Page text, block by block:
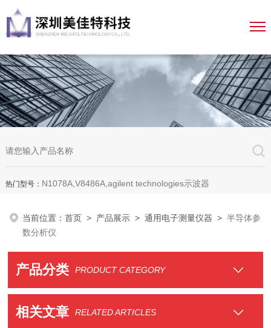
热门型号： N1078A,V8486A,agilent technologies示波器
当前位置：首页 > 产品展示 >通用电子测量仪器 >半导体参
数分析仪
产品分类 PRODUCT CATEGORY
相关文章 RELATED ARTICLES